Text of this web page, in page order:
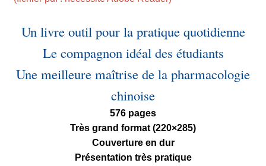
Un livre outil pour la pratique quotidienne
Le compagnon idéal des étudiants
Une meilleure maîtrise de la pharmacologie
chinoise
576 pages
Très grand format (220×285)
Couverture en dur
Présentation très pratique